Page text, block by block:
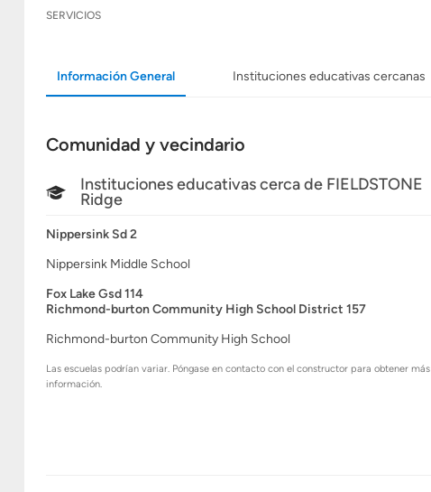
SERVICIOS
Información General Instituciones educativas cercanas
Comunidad y vecindario
Instituciones educativas cerca de FIELDSTONE
Ridge
Nippersink Sd 2
Nippersink Middle School
Fox Lake Gsd 114
Richmond-burton Community High School District 157
Richmond-burton Community High School
Las escuelas podrían variar. Póngase en contacto con el constructor para obtener más
información.